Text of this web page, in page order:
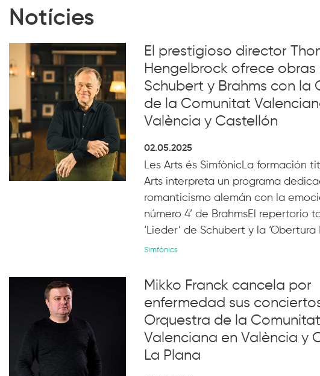
Notícies
El prestigioso director
Hengelbrock ofrece obras
Schubert y Brahms con la
de la Comunitat
València y Castellón
02.05.2025
Les Arts és SimfònicLa formación
Arts interpreta un programa
romanticismo alemán con la
número 4’ de BrahmsEl repertorio
‘Lieder’ de Schubert y la ‘Obertura
Simfònics
Mikko Franck cancela por
enfermedad sus
Orquestra de la Comunitat
Valenciana en València y
La Plana